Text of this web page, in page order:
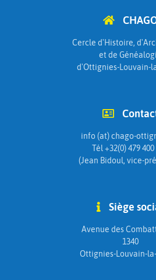
Cercle d'Histoire,
et de
d'Ottignies-Louvain-
info (at) chago-
Tél +32(0) 479 400
(Jean Bidoul, vice-
Siège
Avenue des
1340
Ottignies-Louvain-